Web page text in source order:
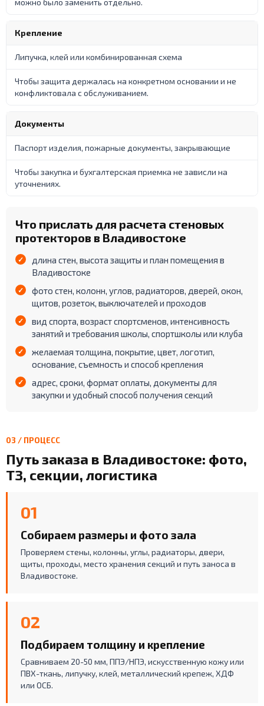
можно было заменить отдельно.
Крепление
Липучка, клей или комбинированная схема
Чтобы защита держалась на конкретном основании и не
конфликтовала с обслуживанием.
Документы
Паспорт изделия, пожарные документы, закрывающие
Чтобы закупка и бухгалтерская приемка не зависли на
уточнениях.
Что прислать для расчета стеновых
протекторов в Владивостоке
длина стен, высота защиты и план помещения в
Владивостоке
фото стен, колонн, углов, радиаторов, дверей, окон,
щитов, розеток, выключателей и проходов
вид спорта, возраст спортсменов, интенсивность
занятий и требования школы, спортшколы или клуба
желаемая толщина, покрытие, цвет, логотип,
основание, съемность и способ крепления
адрес, сроки, формат оплаты, документы для
закупки и удобный способ получения секций
03 / ПРОЦЕСС
Путь заказа в Владивостоке: фото,
ТЗ, секции, логистика
01
Собираем размеры и фото зала
Проверяем стены, колонны, углы, радиаторы, двери,
щиты, проходы, место хранения секций и путь заноса в
Владивостоке.
02
Подбираем толщину и крепление
Сравниваем 20-50 мм, ППЭ/НПЭ, искусственную кожу или
ПВХ-ткань, липучку, клей, металлический крепеж, ХДФ
или ОСБ.